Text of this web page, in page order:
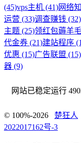
(45)vps主机 (41)网络
运营 (33)调查赚钱 (32)
主题 (25)领红包薅羊
代金券 (21)建站程序
优惠 (15)广告联盟 (15)
器 (9)
网站已稳定运行
© 100%-2026 楚狂人
2022017162号-3